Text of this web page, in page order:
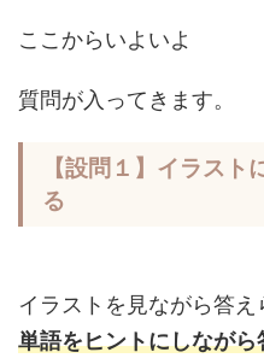
ここからいよいよ
質問が入ってきます。
【設問１】イラスト
る
イラストを見ながら答え
単語をヒントにしなが